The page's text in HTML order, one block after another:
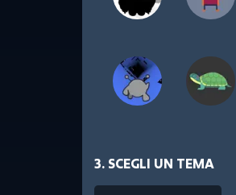
3. SCEGLI UN TEMA